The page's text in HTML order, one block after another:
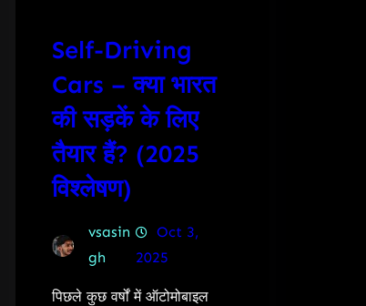
Self-Driving
Cars – क्या भारत
की सड़कें के लिए
तैयार हैं? (2025
विश्लेषण)
vsasin
gh
Oct 3,
2025
पिछले कुछ वर्षों में ऑटोमोबाइल